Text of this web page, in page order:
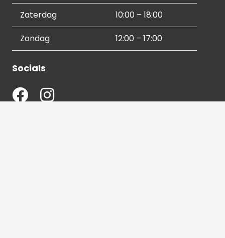
Zaterdag 10:00 – 18:00
Zondag 12:00 – 17:00
Socials